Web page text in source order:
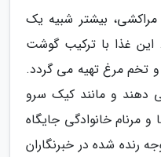
بیشتر شبیه یک
غذا با ترکیب گوشت
تخم مرغ تهیه می گردد.
و مانند کیک سرو
مرنام خانوادگی جایگاه
رنده شده در خبرنگاران